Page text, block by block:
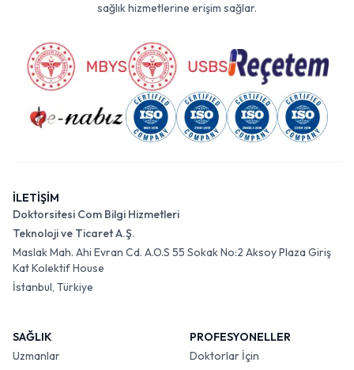
sağlık hizmetlerine erişim sağlar.
İLETİŞİM
Doktorsitesi Com Bilgi Hizmetleri
Teknoloji ve Ticaret A.Ş.
Maslak Mah. Ahi Evran Cd. A.O.S 55 Sokak No:2 Aksoy Plaza Giriş
Kat Kolektif House
İstanbul, Türkiye
SAĞLIK
Uzmanlar
PROFESYONELLER
Doktorlar İçin